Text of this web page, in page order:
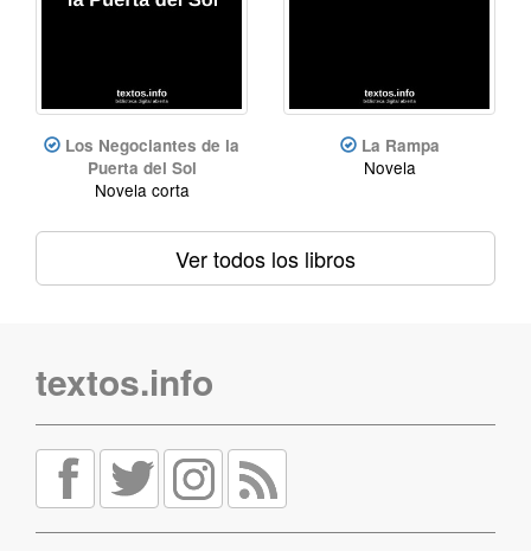
Los Negociantes de la
Puerta del Sol
Novela corta
La Rampa
Novela
Ver todos los libros
textos.info